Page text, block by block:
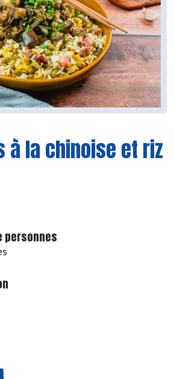
à la chinoise et riz
personnes